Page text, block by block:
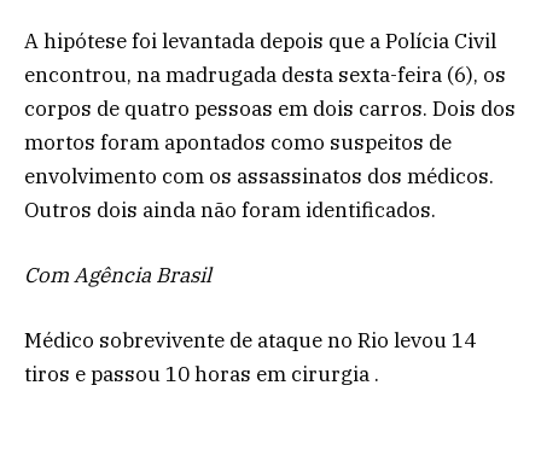
A hipótese foi levantada depois que a Polícia Civil
encontrou, na madrugada desta sexta-feira (6), os
corpos de quatro pessoas em dois carros. Dois dos
mortos foram apontados como suspeitos de
envolvimento com os assassinatos dos médicos.
Outros dois ainda não foram identificados.
Com Agência Brasil
Médico sobrevivente de ataque no Rio levou 14
tiros e passou 10 horas em cirurgia .